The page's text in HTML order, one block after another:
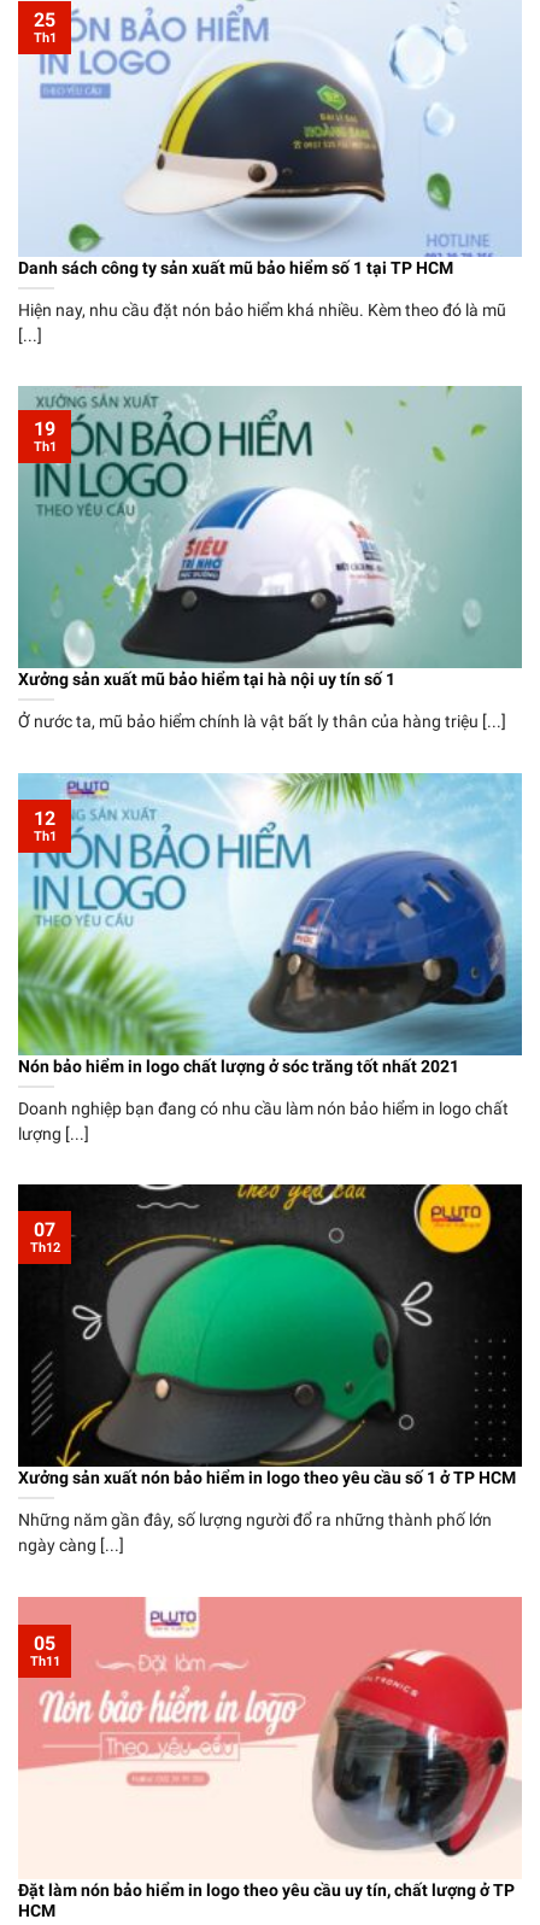
Danh sách công ty sản xuất mũ bảo hiểm số 1 tại TP HCM
Hiện nay, nhu cầu đặt nón bảo hiểm khá nhiều. Kèm theo đó là mũ
[...]
25
Th1
Xưởng sản xuất mũ bảo hiểm tại hà nội uy tín số 1
Ở nước ta, mũ bảo hiểm chính là vật bất ly thân của hàng triệu [...]
19
Th1
Nón bảo hiểm in logo chất lượng ở sóc trăng tốt nhất 2021
Doanh nghiệp bạn đang có nhu cầu làm nón bảo hiểm in logo chất
lượng [...]
12
Th1
Xưởng sản xuất nón bảo hiểm in logo theo yêu cầu số 1 ở TP HCM
Những năm gần đây, số lượng người đổ ra những thành phố lớn
ngày càng [...]
07
Th12
Đặt làm nón bảo hiểm in logo theo yêu cầu uy tín, chất lượng ở TP
HCM
05
Th11